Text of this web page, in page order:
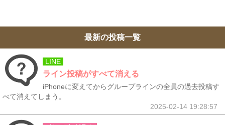
最新の投稿一覧
LINE
ライン投稿がすべて消える
iPhoneに変えてからグループラインの全員の過去投稿す
べて消えてしまう。
2025-02-14 19:28:57